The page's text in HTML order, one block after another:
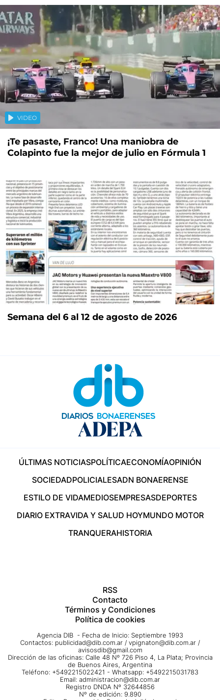
VIDEO
¡Te pasaste, Franco! Una maniobra de
Colapinto fue la mejor de julio en Fórmula 1
Semana del 6 al 12 de agosto de 2026
ÚLTIMAS NOTICIASPOLÍTICAECONOMÍAOPINIÓN
SOCIEDADPOLICIALESADN BONAERENSE
ESTILO DE VIDAMEDIOSEMPRESASDEPORTES
DIARIO EXTRAVIDA Y SALUD HOYMUNDO MOTOR
TRANQUERAHISTORIA
RSS
Contacto
Términos y Condiciones
Política de cookies
Agencia DIB - Fecha de Inicio: Septiembre 1993
Contactos: publicidad@dib.com.ar / vpignaton@dib.com.ar /
avisosdib@gmail.com
Dirección de las oficinas: Calle 48 Nº 726 Piso 4, La Plata; Provincia
de Buenos Aires, Argentina
Teléfono: +5492215022421 - Whatsapp: +5492215031783
Email: administracion@dib.com.ar
Registro DNDA Nº 32644856
Nº de edición: 9.890